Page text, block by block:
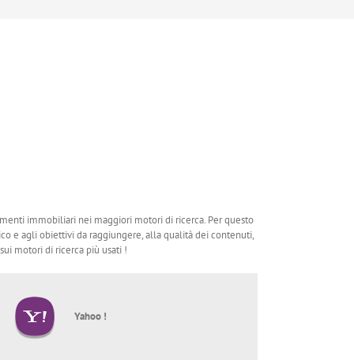
immobiliari nei maggiori motori di ricerca. Per questo
e agli obiettivi da raggiungere, alla qualità dei contenuti,
motori di ricerca più usati !
Yahoo !